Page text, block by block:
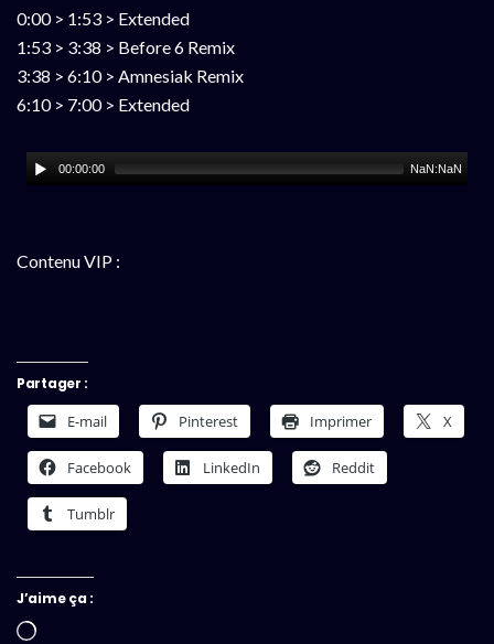
0:00 > 1:53 > Extended
1:53 > 3:38 > Before 6 Remix
3:38 > 6:10 > Amnesiak Remix
6:10 > 7:00 > Extended
00:00:00 NaN:NaN
Contenu VIP :
Partager :
E-mail Pinterest Imprimer X
Facebook LinkedIn Reddit
Tumblr
J’aime ça :
Chargement…